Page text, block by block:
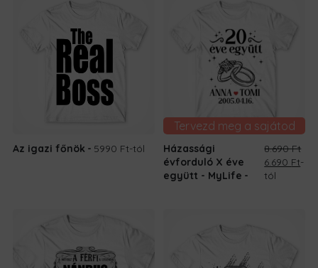
Az igazi főnök 5990 Ft-tól
Tervezd meg a sajátod
Házassági
évforduló X éve
együtt - MyLife
8.690Ft
Original
price
6.690 Ft-
tól